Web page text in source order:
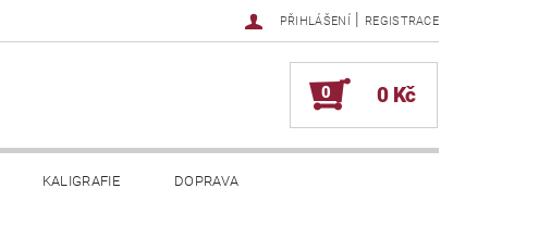
PŘIHLÁŠENÍ | REGISTRACE
0 0 Kč
KALIGRAFIE DOPRAVA